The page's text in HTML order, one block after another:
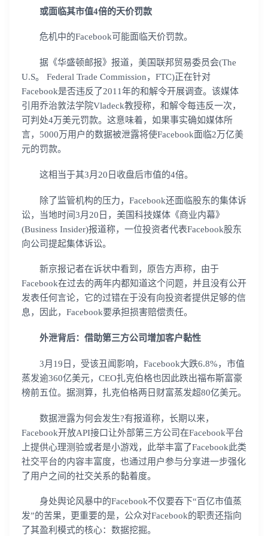
或面临其市值4倍的天价罚款
危机中的Facebook可能面临天价罚款。
据《华盛顿邮报》报道，美国联邦贸易委员会(The
U.S。 Federal Trade Commission，FTC)正在针对
Facebook是否违反了2011年的和解令开展调查。该媒体
引用乔治敦法学院Vladeck教授称，和解令每违反一次，
可判处4万美元罚款。这意味着，如果事实确如媒体所
言，5000万用户的数据被泄露将使Facebook面临2万亿美
元的罚款。
这相当于其3月20日收盘后市值的4倍。
除了监管机构的压力，Facebook还面临股东的集体诉
讼，当地时间3月20日，美国科技媒体《商业内幕》
(Business Insider)报道称，一位投资者代表Facebook股东
向公司提起集体诉讼。
新京报记者在诉状中看到，原告方声称，由于
Facebook在过去的两年内都知道这个问题，并且没有公开
发表任何言论，它的过错在于没有向投资者提供足够的信
息，因此，Facebook要承担损害赔偿责任。
外泄背后：借助第三方公司增加客户黏性
3月19日，受该丑闻影响，Facebook大跌6.8%，市值
蒸发逾360亿美元，CEO扎克伯格也因此跌出福布斯富豪
榜前五位。据测算，扎克伯格两日财富蒸发超80亿美元。
数据泄露为何会发生?有报道称，长期以来，
Facebook开放API接口让外部第三方公司在Facebook平台
上提供心理测验或者是小游戏，此举丰富了Facebook此类
社交平台的内容丰富度，也通过用户参与分享进一步强化
了用户之间的社交关系的黏着度。
身处舆论风暴中的Facebook不仅要吞下“百亿市值蒸
发”的苦果，更重要的是，公众对Facebook的职责还指向
了其盈利模式的核心：数据挖掘。